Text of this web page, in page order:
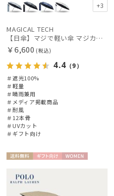
+3
MAGICAL TECH
【日傘】マジで軽い傘 マジカルテックプロテクション（MAGICAL TECH PROTECTION）Tough 12 rib55cm
￥6,600 (税込)
4.4 （9）
＃遮光100%
＃軽量
＃晴雨兼用
＃メディア掲載商品
＃耐風
＃12本骨
＃UVカット
＃ギフト向け
向け